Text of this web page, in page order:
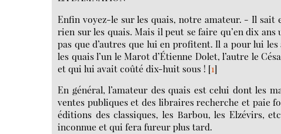
Enfin voyez-le sur les quais, notre amateur. - Il sait
rien sur les quais. Mais il peut se faire qu’en dix
pas que d’autres que lui en profitent. Il a pour lui
les quais l’un le Marot d’Étienne Dolet, l’autre le
et qui lui avait coûté dix-huit sous ! [1]
En général, l’amateur des quais est celui dont les
ventes publiques et des libraires recherche et paie
éditions des classiques, les Barbou, les Elzévirs,
inconnue et qui fera fureur plus tard.